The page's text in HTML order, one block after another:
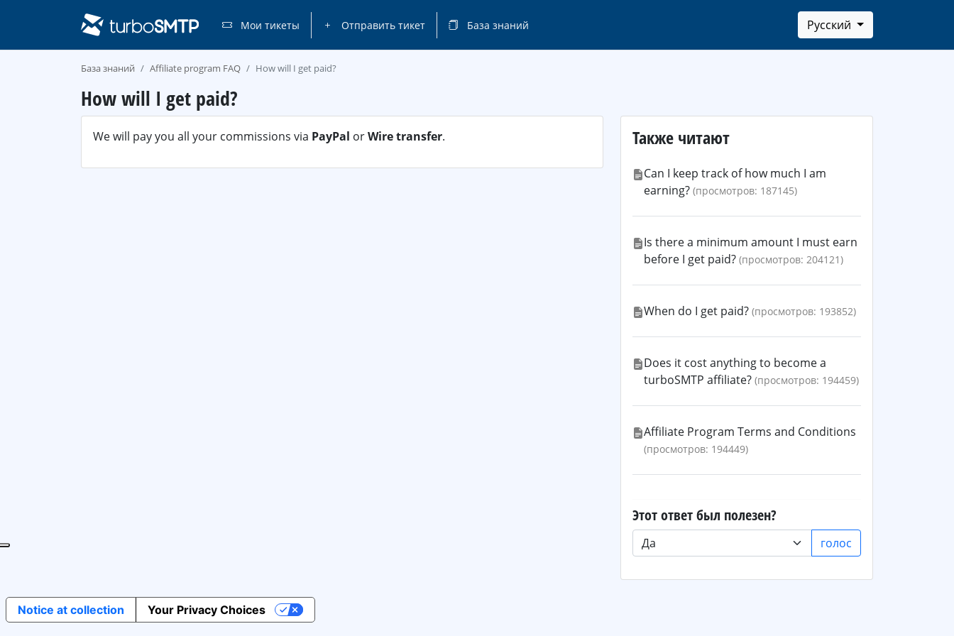
Мои тикеты Отправить тикет База знаний Русский
База знаний Affiliate program FAQ How will I get paid?
How will I get paid?
We will pay you all your commissions via PayPal orWire transfer. Также читают
Can I keep track of how much I am
earning? (просмотров: 187145)
Is there a minimum amount I must earn
before I get paid? (просмотров: 204121)
When do I get paid? (просмотров: 193852)
Does it cost anything to become a
turboSMTP affiliate? (просмотров: 194459)
Affiliate Program Terms and Conditions
(просмотров: 194449)
Этот ответ был полезен?
голос
Notice at collection Your Privacy Choices